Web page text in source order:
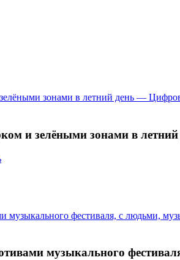
и зелёными зонами в летний
музыкального